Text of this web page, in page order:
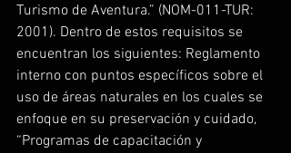
Turismo de Aventura.” (NOM-011-TUR:
2001). Dentro de estos requisitos se
encuentran los siguientes: Reglamento
interno con puntos específicos sobre el
uso de áreas naturales en los cuales se
enfoque en su preservación y cuidado,
“Programas de capacitación y